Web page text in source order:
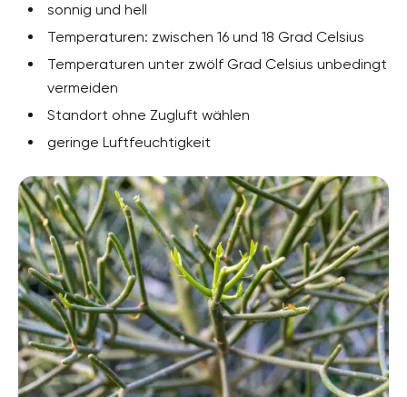
sonnig und hell
Temperaturen: zwischen 16 und 18 Grad Celsius
Temperaturen unter zwölf Grad Celsius unbedingt
vermeiden
Standort ohne Zugluft wählen
geringe Luftfeuchtigkeit